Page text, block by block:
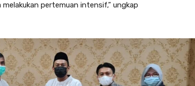
pertemuan intensif,” ungkap